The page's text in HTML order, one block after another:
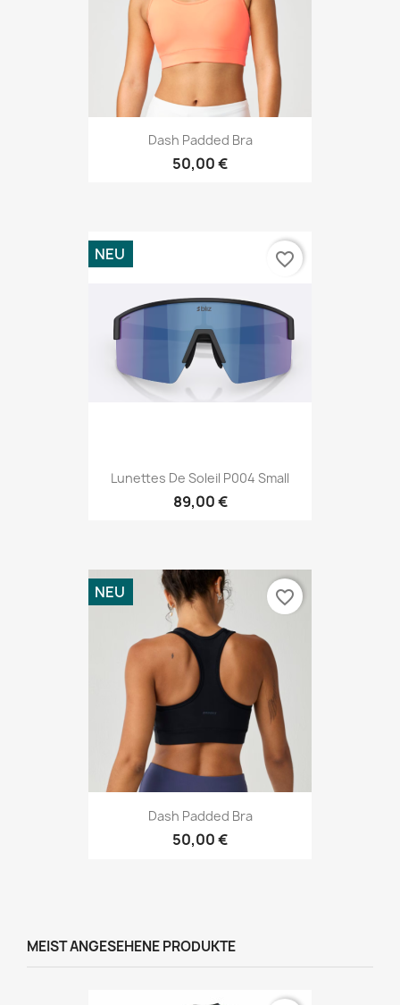
Dash Padded Bra
50,00 €
Lunettes De Soleil P004 Small
89,00 €
NEU favorite_border
Dash Padded Bra
50,00 €
NEU favorite_border
MEIST ANGESEHENE PRODUKTE